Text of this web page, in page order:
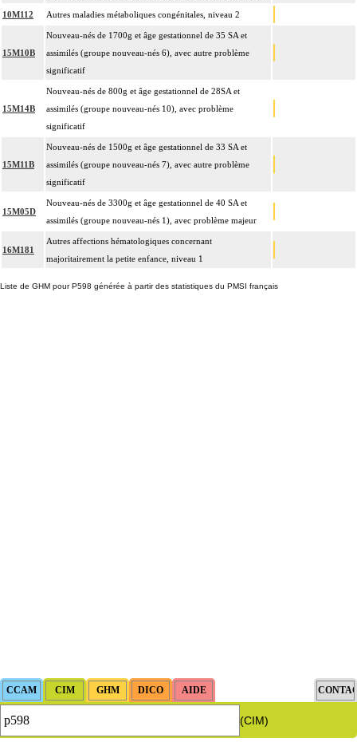
10M112 Autres maladies métaboliques congénitales, niveau 2
15M10B
Nouveau-nés de 1700g et âge gestationnel de 35 SA et
assimilés (groupe nouveau-nés 6), avec autre problème
significatif
15M14B
Nouveau-nés de 800g et âge gestationnel de 28SA et
assimilés (groupe nouveau-nés 10), avec problème
significatif
15M11B
Nouveau-nés de 1500g et âge gestationnel de 33 SA et
assimilés (groupe nouveau-nés 7), avec autre problème
significatif
15M05D
Nouveau-nés de 3300g et âge gestationnel de 40 SA et
assimilés (groupe nouveau-nés 1), avec problème majeur
16M181
Autres affections hématologiques concernant
majoritairement la petite enfance, niveau 1
Liste de GHM pour P598 générée à partir des statistiques du PMSI français
(CIM)